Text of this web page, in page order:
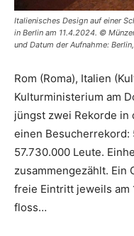
Italienisches Design auf einer
in Berlin am 11.4.2024. ©
und Datum der Aufnahme:
Rom (Roma), Italien
Kulturministerium am
jüngst zwei Rekorde in
einen Besucherrekord:
57.730.000 Leute.
zusammengezählt. Ein
freie Eintritt jeweils am
floss…